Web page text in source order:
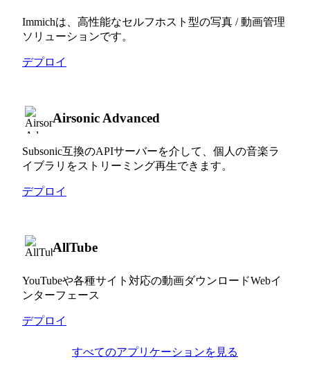
Immichは、高性能なセルフホスト型の写真 / 動画管理
ソリューションです。
デプロイ
Airsonic Advanced
Subsonic互換のAPIサーバーを介して、個人の音楽ラ
イブラリをストリーミング再生できます。
デプロイ
AllTube
YouTubeや各種サイト対応の動画ダウンロードWebイ
ンターフェース
デプロイ
すべてのアプリケーションを見る